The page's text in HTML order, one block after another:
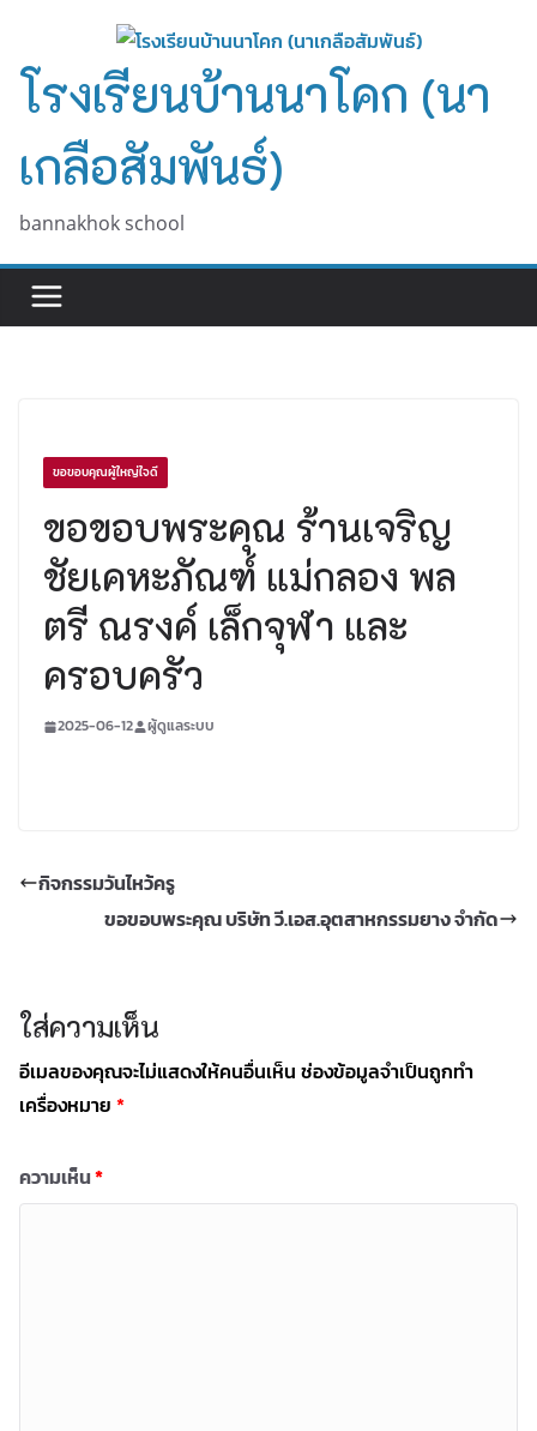
content
โรงเรียนบ้านนาโคก (นา
เกลือสัมพันธ์)
bannakhok school
ขอขอบคุณผู้ใหญ่ใจดี
ขอขอบพระคุณ ร้านเจริญ
ชัยเคหะภัณฑ์ แม่กลอง พล
ตรี ณรงค์ เล็กจุฬา และ
ครอบครัว
2025-06-12 ผู้ดูแลระบบ
กิจกรรมวันไหว้ครู
ขอขอบพระคุณ บริษัท วี.เอส.อุตสาหกรรมยาง จำกัด
ใส่ความเห็น
อีเมลของคุณจะไม่แสดงให้คนอื่นเห็น ช่องข้อมูลจำเป็นถูกทำ
เครื่องหมาย *
ความเห็น*